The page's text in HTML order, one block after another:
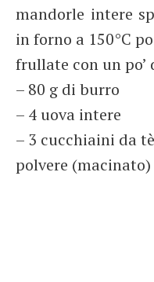
mandorle intere
in forno a 150°C
frullate con un po’
– 80 g di burro
– 4 uova intere
– 3 cucchiaini da
polvere (macinato)